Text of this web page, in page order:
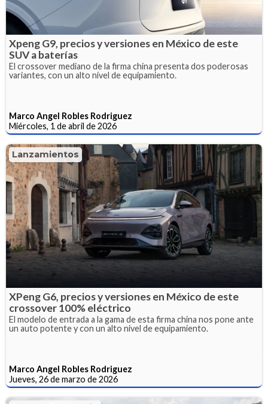
Xpeng G9, precios y versiones en México de este
SUV a baterías
El crossover mediano de la firma china presenta dos poderosas
variantes, con un alto nivel de equipamiento.
Marco Angel Robles Rodriguez
Miércoles, 1 de abril de 2026
Lanzamientos
XPeng G6, precios y versiones en México de este
crossover 100% eléctrico
El modelo de entrada a la gama de esta firma china nos pone ante
un auto potente y con un alto nivel de equipamiento.
Marco Angel Robles Rodriguez
Jueves, 26 de marzo de 2026